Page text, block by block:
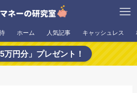
ホーム 人気記事 キャッシュレス
万円分」プレゼント！